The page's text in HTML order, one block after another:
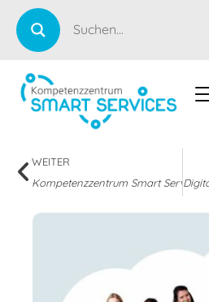
WEITER
Kompetenzzentrum Smart Services